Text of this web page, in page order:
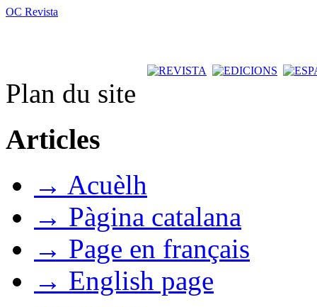
OC Revista
Plan du site
Articles
→ Acuèlh
→ Pàgina catalana
→ Page en français
→ English page